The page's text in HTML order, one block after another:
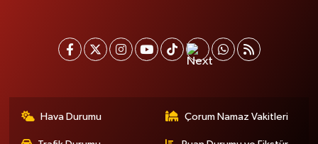
Hava Durumu Çorum Namaz Vakitleri